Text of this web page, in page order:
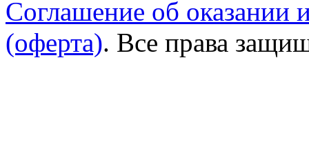
Соглашение об оказании
(оферта). Все права